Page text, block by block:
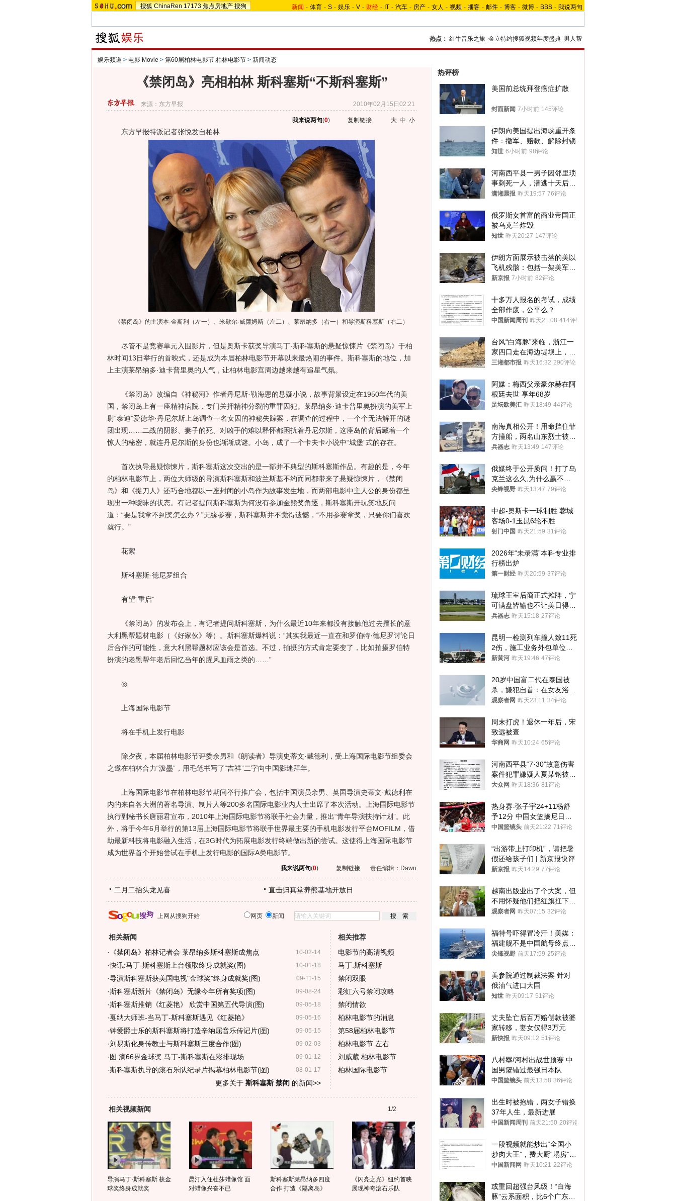
搜狐 ChinaRen 17173 焦点房地产 搜狗 新闻 - 体育 - S - 娱乐 - V - 财经 - IT - 汽车 - 房产 - 女人 - 视频 - 播客 - 邮件 - 博客 - 微博 - BBS - 我说两句
热点： 红牛音乐之旅 金立特约搜狐视频年度盛典 男人帮
娱乐频道 > 电影 Movie > 第60届柏林电影节,柏林电影节 > 新闻动态
《禁闭岛》亮相柏林 斯科塞斯“不斯科塞斯”
来源： 东方早报 2010年02月15日02:21
我来说两句(0) 复制链接 大 中 小
东方早报特派记者张悦发自柏林
《禁闭岛》的主演本·金斯利（左一）、米歇尔·威廉姆斯（左二）、莱昂纳多（右一）和导演斯科塞斯（右二）
尽管不是竞赛单元入围影片，但是奥斯卡获奖导演马丁·斯科塞斯的悬疑惊悚片《禁闭岛》于柏
林时间13日举行的首映式，还是成为本届柏林电影节开幕以来最热闹的事件。斯科塞斯的地位，加
上主演莱昂纳多·迪卡普里奥的人气，让柏林电影宫周边越来越有追星气氛。
《禁闭岛》改编自《神秘河》作者丹尼斯·勒海恩的悬疑小说，故事背景设定在1950年代的美
国，禁闭岛上有一座精神病院，专门关押精神分裂的重罪囚犯。莱昂纳多·迪卡普里奥扮演的美军上
尉“泰迪”爱德华·丹尼尔斯上岛调查一名女囚的神秘失踪案，在调查的过程中，一个个无法解开的谜
团出现……二战的阴影、妻子的死、对凶手的难以释怀都困扰着丹尼尔斯，这座岛的背后藏着一个
惊人的秘密，就连丹尼尔斯的身份也渐渐成谜。小岛，成了一个卡夫卡小说中“城堡”式的存在。
首次执导悬疑惊悚片，斯科塞斯这次交出的是一部并不典型的斯科塞斯作品。有趣的是，今年
的柏林电影节上，两位大师级的导演斯科塞斯和波兰斯基不约而同都带来了悬疑惊悚片，《禁闭
岛》和《捉刀人》还巧合地都以一座封闭的小岛作为故事发生地，而两部电影中主人公的身份都呈
现出一种暧昧的状态。有记者提问斯科塞斯为何没有参加金熊奖角逐，斯科塞斯开玩笑地反问
道：“要是我拿不到奖怎么办？”无缘参赛，斯科塞斯并不觉得遗憾，“不用参赛拿奖，只要你们喜欢
就行。”
花絮
斯科塞斯-德尼罗组合
有望“重启”
《禁闭岛》的发布会上，有记者提问斯科塞斯，为什么最近10年来都没有接触他过去擅长的意
大利黑帮题材电影（《好家伙》等）。斯科塞斯爆料说：“其实我最近一直在和罗伯特·德尼罗讨论日
后合作的可能性，意大利黑帮题材应该会是首选。不过，拍摄的方式肯定要变了，比如拍摄罗伯特
扮演的老黑帮年老后回忆当年的腥风血雨之类的……”
◎
上海国际电影节
将在手机上发行电影
除夕夜，本届柏林电影节评委余男和《朗读者》导演史蒂文·戴德利，受上海国际电影节组委会
之邀在柏林合力“泼墨”，用毛笔书写了“吉祥”二字向中国影迷拜年。
上海国际电影节在柏林电影节期间举行推广会，包括中国演员余男、英国导演史蒂文·戴德利在
内的来自各大洲的著名导演、制片人等200多名国际电影业内人士出席了本次活动。上海国际电影节
执行副秘书长唐丽君宣布，2010年上海国际电影节将联手社会力量，推出“青年导演扶持计划”。此
外，将于今年6月举行的第13届上海国际电影节将联手世界最主要的手机电影发行平台MOFILM，借
助最新科技将电影融入生活，在3G时代为拓展电影发行终端做出新的尝试。这使得上海国际电影节
成为世界首个开始尝试在手机上发行电影的国际A类电影节。
我来说两句(0) 复制链接 责任编辑：Dawn
二月二抬头龙见喜 直击归真堂养熊基地开放日
上网从搜狗开始 网页 新闻
相关新闻
10-02-14
· 《禁闭岛》柏林记者会 莱昂纳多斯科塞斯成焦点
10-01-18
·快讯:马丁-斯科塞斯上台领取终身成就奖(图)
09-11-15
·导演斯科塞斯获美国电视"金球奖"终身成就奖(图)
09-08-24
·斯科塞斯新片《禁闭岛》无缘今年所有奖项(图)
09-05-18
·斯科塞斯推销《红菱艳》 欣赏中国第五代导演(图)
09-05-16
·戛纳大师班-当马丁-斯科塞斯遇见《红菱艳》
09-05-15
·钟爱爵士乐的斯科塞斯将打造辛纳屈音乐传记片(图)
09-02-03
·刘易斯化身传教士与斯科塞斯三度合作(图)
09-01-12
· 图:滴66界金球奖 马丁-斯科塞斯在彩排现场
08-01-17
·斯科塞斯执导的滚石乐队纪录片揭幕柏林电影节(图)
更多关于 斯科塞斯 禁闭 的新闻>>
相关推荐
电影节的高清视频
马丁.斯科塞斯
禁闭双眼
彩虹六号禁闭攻略
禁闭情欲
柏林电影节的消息
第58届柏林电影节
柏林电影节 左右
刘威葳 柏林电影节
柏林国际电影节
相关视频新闻 1/2
导演马丁·斯科塞斯 获金
球奖终身成就奖
昆汀入住杜莎蜡像馆 面
对蜡像兴奋不已
斯科塞斯莱昂纳多四度
合作 打造《隔离岛》
《闪亮之光》纽约首映
展现神奇滚石乐队
热评榜
美国前总统拜登癌症扩散
封面新闻 7小时前 145评论
伊朗向美国提出海峡重开条
件：撤军、赔款、解除封锁
知世 6小时前 98评论
河南西平县一男子因邻里琐
事刺死一人，潜逃十天后在
十多公里外一片玉米地里落
潇湘晨报 昨天19:57 76评论
俄罗斯女首富的商业帝国正
被乌克兰炸毁
知世 昨天20:27 147评论
伊朗方面展示被击落的美以
飞机残骸：包括一架美军F-
15战斗机残骸以及多架无人
新京报 7小时前 82评论
十多万人报名的考试，成绩
全部作废，公平么？
中国新闻周刊 昨天21:08 414评论
台风“白海豚”来临，浙江一
家四口走在海边堤坝上，其
中9岁男孩被巨浪卷入海
三湘都市报 昨天16:32 290评论
阿媒：梅西父亲豪尔赫在阿
根廷去世 享年68岁
足坛欧美汇 昨天18:49 44评论
南海真相公开！用命挡住菲
方撞船，两名山东烈士被授
武警最高荣誉
兵器志 昨天13:49 147评论
俄媒终于公开质问！打了乌
克兰这么久,为什么赢不了?
答案令人沉默
尖锋视野 昨天13:47 79评论
中超-奥斯卡一球制胜 蓉城
客场0-1玉昆6轮不胜
射门中国 昨天21:59 31评论
2026年“未录满”本科专业排
行榜出炉
第一财经 昨天20:59 37评论
琉球王室后裔正式摊牌，宁
可满盘皆输也不让美日得
逞，中国成关键
兵器志 昨天15:18 27评论
昆明一检测列车撞人致11死
2伤，施工业务外包单位被
罚1.5万元，国铁昆明局被
新黄河 昨天19:46 47评论
20岁中国富二代在泰国被
杀，嫌犯自首：在女友浴室
看到他
观察者网 昨天23:11 34评论
周末打虎！退休一年后，宋
致远被查
华商网 昨天10:24 65评论
河南西平县“7·30”故意伤害
案件犯罪嫌疑人夏某钢被抓
获
大众网 昨天18:36 81评论
热身赛-张子宇24+11杨舒
予12分 中国女篮擒尼日利
亚
中国篮镜头 前天21:22 71评论
“出游带上打印机”，请把暑
假还给孩子们 | 新京报快评
新京报 昨天14:29 77评论
越南出版业出了个大案，但
不用怀疑他们把红旗扛下去
的决心
观察者网 昨天07:15 32评论
福特号吓得冒冷汗！美媒：
福建舰不是中国航母终点，
而是新起点！
尖锋视野 前天17:59 25评论
美参院通过制裁法案 针对
俄油气进口大国
知世 昨天09:17 51评论
丈夫坠亡后百万赔偿款被婆
家转移，妻女仅得3万元
新快报 昨天09:12 51评论
八村塁/河村出战世预赛 中
国男篮错过最强日本队
中国篮镜头 前天13:58 36评论
出生时被抱错，两女子错换
37年人生，最新进展
中国新闻周刊 前天21:50 20评论
一段视频就能炒出“全国小
炒肉大王”，费大厨“塌房”了
吗？
中国新闻网 昨天10:21 22评论
或重回超强台风级！“白海
豚”云系面积，比6个广东还